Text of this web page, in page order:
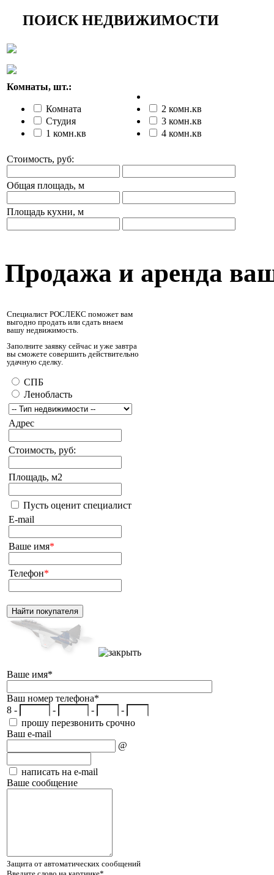
ПОИСК НЕДВИЖИМОСТИ
Комнаты, шт.:
Комната
Студия
1 комн.кв
2 комн.кв
3 комн.кв
4 комн.кв
Стоимость, руб:
Общая площадь, м
Площадь кухни, м
Продажа и аренда
Специалист РОСЛЕКС поможет вам
выгодно продать или сдать внаем
вашу недвижимость.
Заполните заявку сейчас и уже завтра
вы сможете совершить действительно
удачную сделку.
СПБ
Ленобласть
Адрес
Стоимость, руб:
Площадь, м2
Пусть оценит специалист
E-mail
Ваше имя*
Телефон*
Ваше имя*
Ваш номер телефона*
8 -
- -
-
прошу перезвонить срочно
Ваш e-mail
@
написать на e-mail
Ваше сообщение
Защита от автоматических сообщений